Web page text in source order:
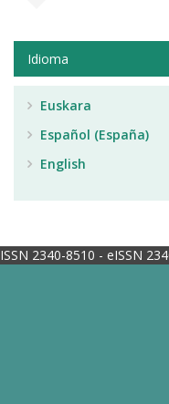
Idioma
Euskara
Español (España)
English
ISSN 2340-8510 - eISSN